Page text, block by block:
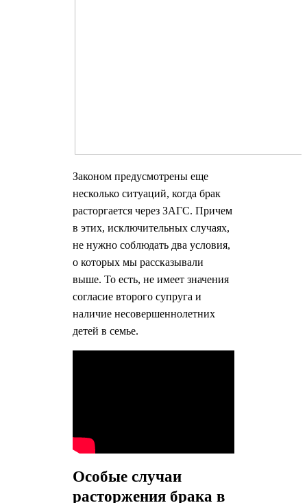
Законом предусмотрены еще
несколько ситуаций, когда брак
расторгается через ЗАГС. Причем
в этих, исключительных случаях,
не нужно соблюдать два условия,
о которых мы рассказывали
выше. То есть, не имеет значения
согласие второго супруга и
наличие несовершеннолетних
детей в семье.
Особые случаи
расторжения брака в